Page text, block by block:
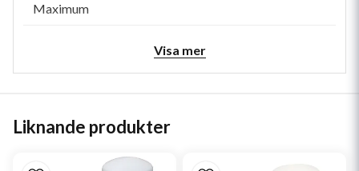
Maximum
Overall Length 366.3 mm (14.42 inch)
Rated Flow MR
Visa mer
Liknande produkter